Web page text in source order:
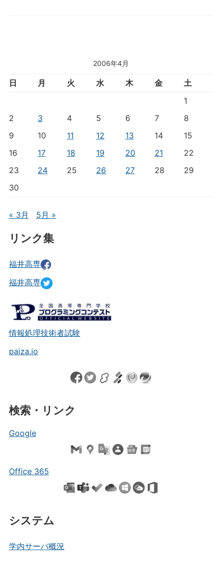
2006年4月
日 月 火 水 木 金
土
1
2
3 4 5 6 7
8
9
10 11 12 13 14
15
16
17 18 19 20 21
22
23
24 25 26 27 28
29
30
« 3月 5月 »
リンク集
福井高専
福井高専
情報処理技術者試験
paiza.io
検索・リンク
Google
Office 365
システム
学内サーバ概況